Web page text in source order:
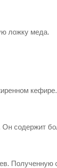
ложку меда.
кефире.
содержит
Полученную